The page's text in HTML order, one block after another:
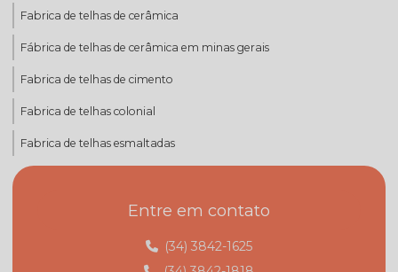
Fabrica de telhas de cerâmica
Fábrica de telhas de cerâmica em minas gerais
Fabrica de telhas de cimento
Fabrica de telhas colonial
Fabrica de telhas esmaltadas
Fabrica de telhas minas gerais
Fábrica de telhas em monte carmelo
Entre em contato
(34) 3842-1625